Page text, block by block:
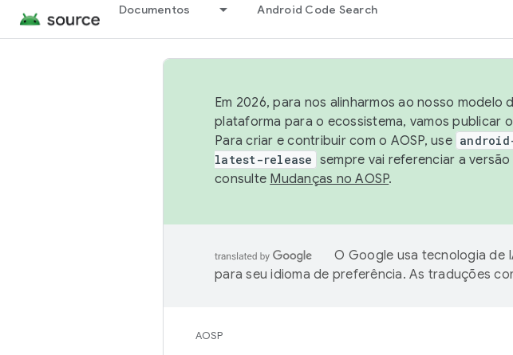
Documentos Android Code Search
Em 2026, para nos alinharmos ao nosso
plataforma para o ecossistema, vamos publicar
Para criar e contribuir com o AOSP, use
latest-release sempre vai referenciar a
consulte Mudanças no AOSP.
O Google usa tecnologia de
para seu idioma de preferência. As traduções
AOSP